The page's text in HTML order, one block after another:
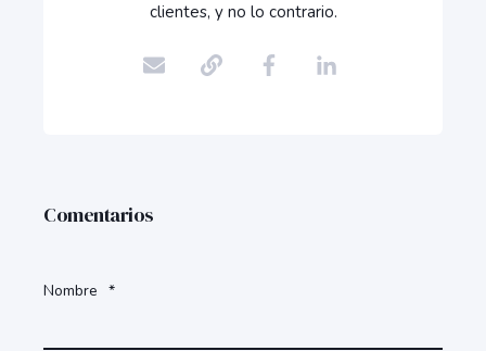
clientes, y no lo contrario.
Comentarios
Nombre *